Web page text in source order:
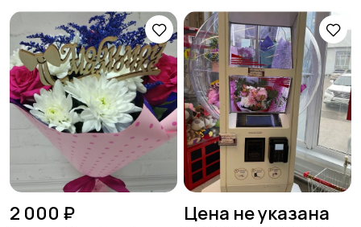
2 000 ₽ Цена не указана